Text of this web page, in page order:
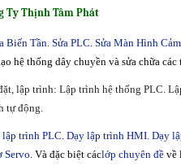
Ty Thịnh Tâm Phát
Biến Tần. Sửa PLC. Sửa Màn Hình
hệ thống dây chuyền và sửa chữa
lập trình: Lập trình hệ thống PLC.
tự động.
lập trình PLC. Dạy lập trình HMI. Dạy
Servo. Và đặc biệt cáclớp chuyên đề về